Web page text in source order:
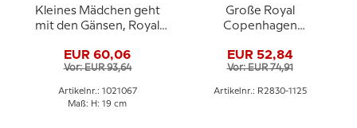
Kleines Mädchen geht
mit den Gänsen, Royal
528 oder 067
EUR 60,06
Vor: EUR 93,64
Artikelnr.: 1021067
Maß: H: 19 cm
Große Royal
Copenhagen
2830-1125
EUR 52,84
Vor: EUR 74,91
Artikelnr.: R2830-1125